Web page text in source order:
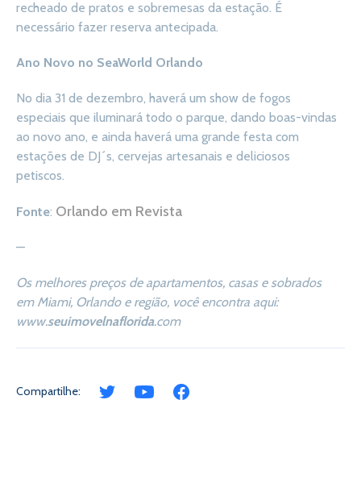
recheado de pratos e sobremesas da estação. É
necessário fazer reserva antecipada.
Ano Novo no SeaWorld Orlando
No dia 31 de dezembro, haverá um show de fogos
especiais que iluminará todo o parque, dando boas-vindas
ao novo ano, e ainda haverá uma grande festa com
estações de DJ´s, cervejas artesanais e deliciosos
petiscos.
Fonte: Orlando em Revista
—
Os melhores preços de apartamentos, casas e sobrados
em Miami, Orlando e região, você encontra aqui:
www.seuimovelnaflorida.com
Compartilhe: